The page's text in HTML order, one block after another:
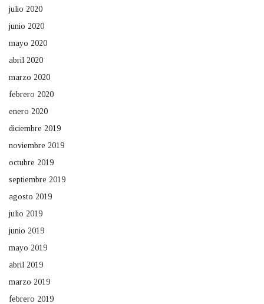
julio 2020
junio 2020
mayo 2020
abril 2020
marzo 2020
febrero 2020
enero 2020
diciembre 2019
noviembre 2019
octubre 2019
septiembre 2019
agosto 2019
julio 2019
junio 2019
mayo 2019
abril 2019
marzo 2019
febrero 2019